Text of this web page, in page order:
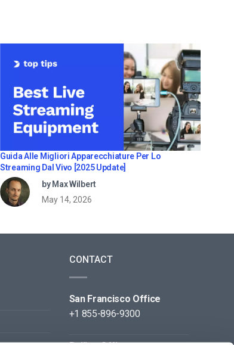
Guida Alle Migliori Apparecchiature Per Lo
Streaming Dal Vivo [2025 Update]
by Max Wilbert
May 14, 2026
CONTACT
San Francisco Office
+1 855-896-9300